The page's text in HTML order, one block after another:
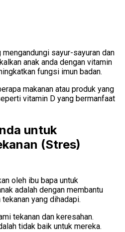
sayur-sayuran dan
anak anda dengan vitamin
fungsi imun badan.
makanan atau produk yang
vitamin D yang bermanfaat
untuk
(Stres)
oleh ibu bapa untuk
adalah dengan membantu
yang dihadapi.
tekanan dan keresahan.
tidak baik untuk mereka.